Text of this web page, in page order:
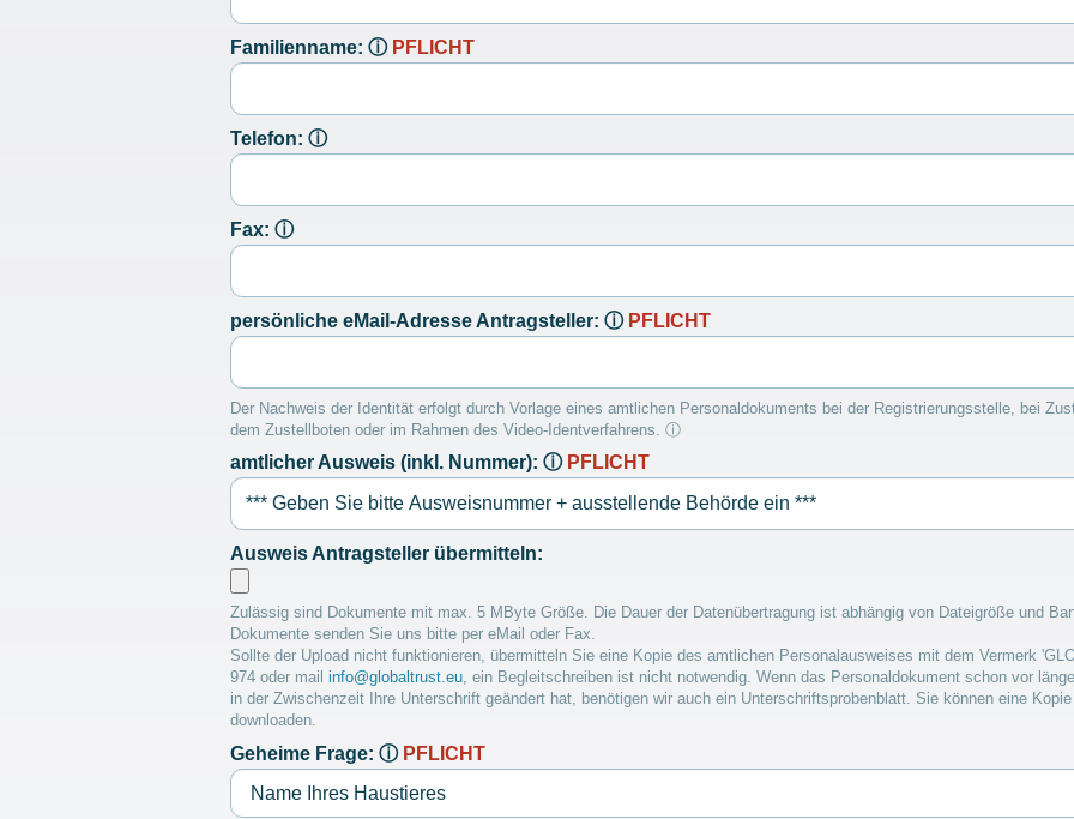
Familienname: ⓘ PFLICHT
Telefon: ⓘ
Fax: ⓘ
persönliche eMail-Adresse Antragsteller: ⓘ PFLICHT
Der Nachweis der Identität erfolgt durch Vorlage eines amtlichen Personaldokuments bei der Registrierungsstelle, bei
dem Zustellboten oder im Rahmen des Video-Identverfahrens. ⓘ
amtlicher Ausweis (inkl. Nummer): ⓘ PFLICHT
Ausweis Antragsteller übermitteln:
Zulässig sind Dokumente mit max. 5 MByte Größe. Die Dauer der Datenübertragung ist abhängig von Dateigröße und
Dokumente senden Sie uns bitte per eMail oder Fax.
Sollte der Upload nicht funktionieren, übermitteln Sie eine Kopie des amtlichen Personalausweises mit dem Vermerk
974 oder mail info@globaltrust.eu, ein Begleitschreiben ist nicht notwendig. Wenn das Personaldokument schon vor
in der Zwischenzeit Ihre Unterschrift geändert hat, benötigen wir auch ein Unterschriftsprobenblatt. Sie können eine
downloaden.
Geheime Frage: ⓘ PFLICHT